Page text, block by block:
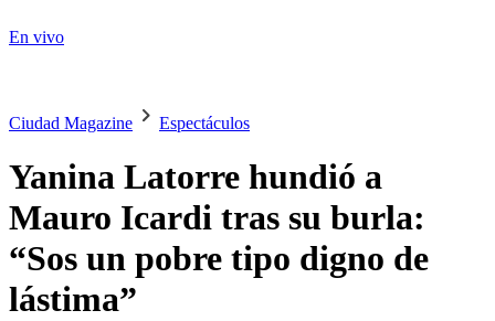
En vivo
Ciudad Magazine Espectáculos
Yanina Latorre hundió a
Mauro Icardi tras su burla:
“Sos un pobre tipo digno de
lástima”